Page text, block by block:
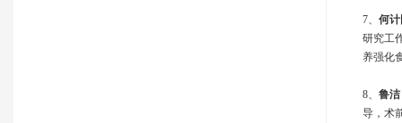
7、 何
研究工
养强化
8、 鲁洁
导，术